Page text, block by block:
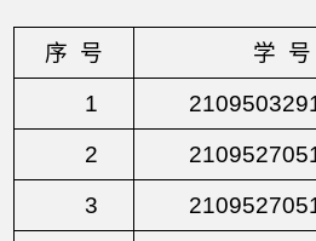
序 号 学 号
1
2
3